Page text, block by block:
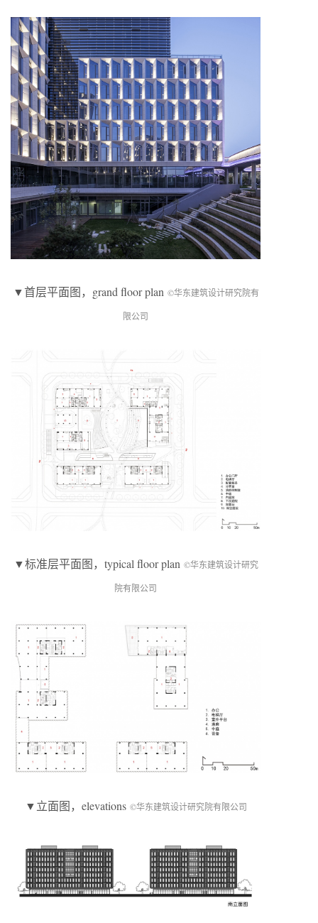
▼首层平面图，grand floor plan ©华东建筑设计研究院有
限公司
▼标准层平面图，typical floor plan ©华东建筑设计研究
院有限公司
▼立面图，elevations ©华东建筑设计研究院有限公司